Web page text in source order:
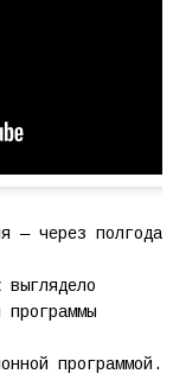
— через полгода
программы
программой.